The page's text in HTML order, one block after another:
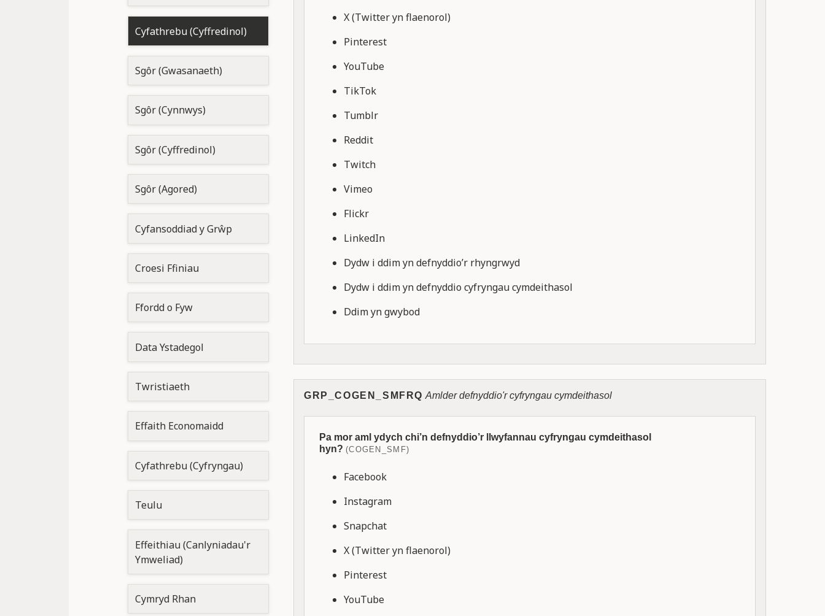
Cyfathrebu (Cyffredinol)
Sgôr (Gwasanaeth)
Sgôr (Cynnwys)
Sgôr (Cyffredinol)
Sgôr (Agored)
Cyfansoddiad y Grŵp
Croesi Ffiniau
Ffordd o Fyw
Data Ystadegol
Twristiaeth
Effaith Economaidd
Cyfathrebu (Cyfryngau)
Teulu
Effeithiau (Canlyniadau'r
Ymweliad)
Cymryd Rhan
X (Twitter yn flaenorol)
Pinterest
YouTube
TikTok
Tumblr
Reddit
Twitch
Vimeo
Flickr
LinkedIn
Dydw i ddim yn defnyddio’r rhyngrwyd
Dydw i ddim yn defnyddio cyfryngau cymdeithasol
Ddim yn gwybod
GRP_COGEN_SMFRQ Amlder defnyddio'r cyfryngau cymdeithasol
Pa mor aml ydych chi’n defnyddio’r llwyfannau cyfryngau cymdeithasol
hyn? (COGEN_SMF)
Facebook
Instagram
Snapchat
X (Twitter yn flaenorol)
Pinterest
YouTube